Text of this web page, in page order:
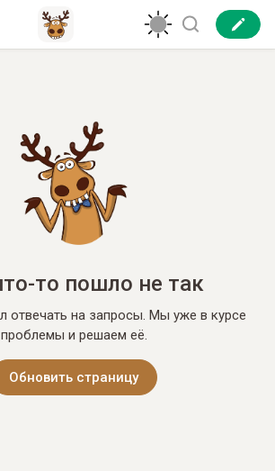
то пошло не так
отвечать на запросы. Мы уже в курсе
проблемы и решаем её.
Обновить страницу